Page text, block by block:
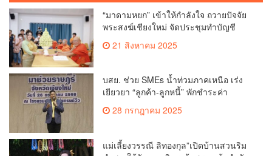
“มาดามหยก” เข้าให้กำลังใจ ถวายปัจจัย
พระสงฆ์เชียงใหม่ จัดประชุมทำบัญชี
รายรับรายจ่ายของวัด กว่า 300 รูป ที่วัด
สวนดอก
21 สิงหาคม 2025
บสย. ช่วย SMEs น้ำท่วมภาคเหนือ เร่ง
เยียวยา “ลูกค้า-ลูกหนี้” พักชำระค่า
ธรรมเนียม-ค่างวด
28 กรกฎาคม 2025
แม่เลี้ยงวรรณี ลิทองกุล”เปิดบ้านสวนริม